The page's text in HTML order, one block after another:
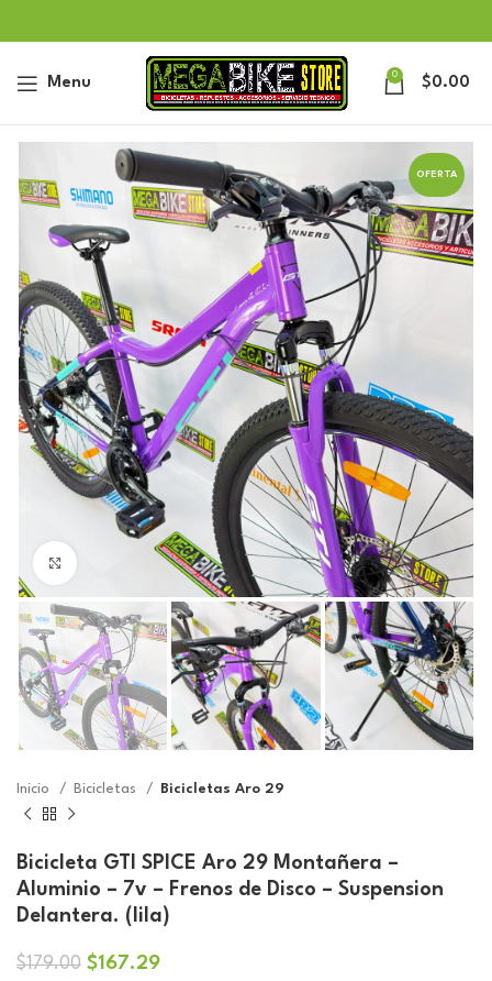
Menu 0 $0.00
OFERTA
Click to enlarge
Inicio Bicicletas Bicicletas Aro 29
Bicicleta GTI SPICE Aro 29 Montañera –
Aluminio – 7v – Frenos de Disco – Suspension
Delantera. (lila)
$179.00 El
$167.29El